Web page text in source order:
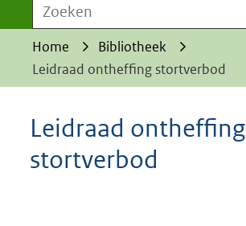
Zoeken
Home
Bibliotheek
Leidraad ontheffing stortverbod
Leidraad ontheffing
stortverbod